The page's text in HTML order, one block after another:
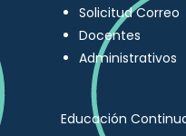
Solicitud Correo
Docentes
Administrativos
Educación